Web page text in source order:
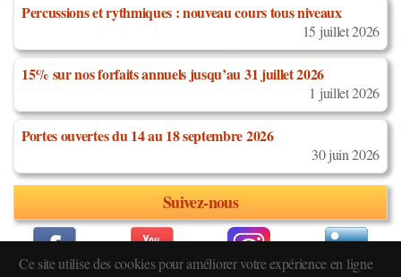
Percussions et rythmiques : nouveau cours tous niveaux
15 juillet 2026
15% sur nos forfaits annuels jusqu’au 31 juillet 2026
1 juillet 2026
Portes ouvertes du 14 au 18 septembre 2026
30 juin 2026
Suivez-nous
Ce site utilise des cookies pour améliorer votre expérience en ligne